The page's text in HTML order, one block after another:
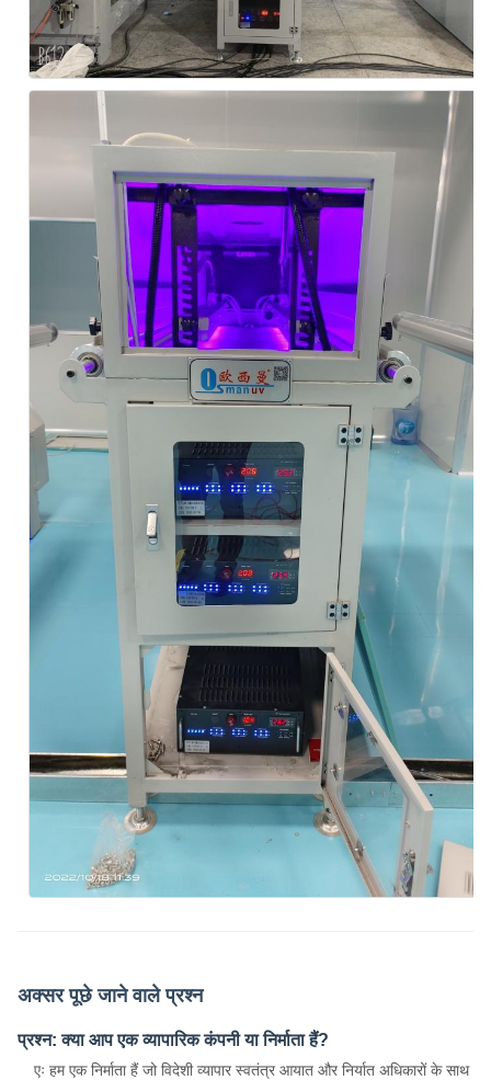
अक्सर पूछे जाने वाले प्रश्न
प्रश्न: क्या आप एक व्यापारिक कंपनी या निर्माता हैं?
एः हम एक निर्माता हैं जो विदेशी व्यापार स्वतंत्र आयात और निर्यात अधिकारों के साथ